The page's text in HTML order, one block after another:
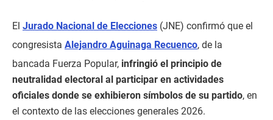
El Jurado Nacional de Elecciones (JNE) confirmó que el
congresista Alejandro Aguinaga Recuenco, de la
bancada Fuerza Popular, infringió el principio de
neutralidad electoral al participar en actividades
oficiales donde se exhibieron símbolos de su partido, en
el contexto de las elecciones generales 2026.